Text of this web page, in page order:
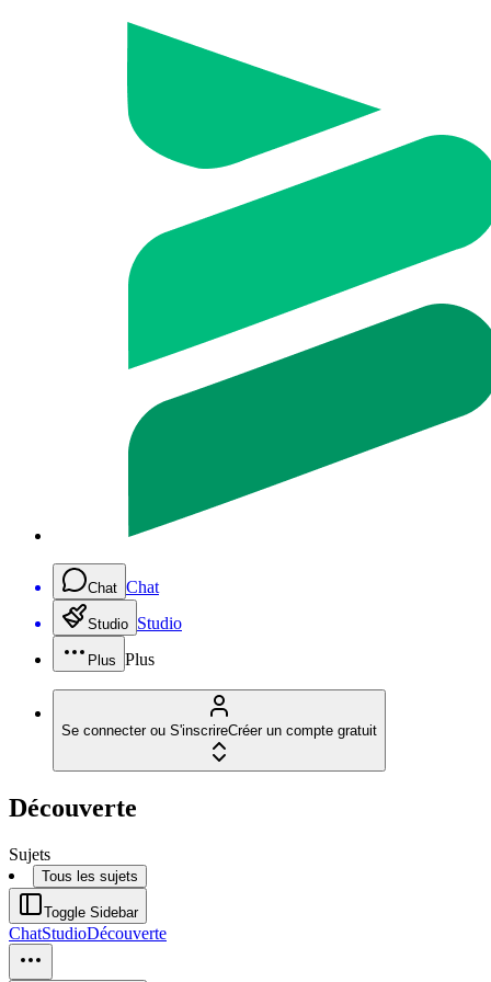
Chat Chat
Studio Studio
Plus Plus
Se connecter ou S'inscrireCréer un compte gratuit
Découverte
Sujets
Tous les sujets
Toggle Sidebar
ChatStudioDécouverte